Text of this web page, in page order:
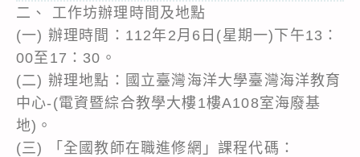
二、 工作坊辦理時間及地點
(一) 辦理時間：112年2月6日(星期一)下午13：
00至17：30。
(二) 辦理地點：國立臺灣海洋大學臺灣海洋教育
中心-(電資暨綜合教學大樓1樓A108室海廢基
地)。
(三) 「全國教師在職進修網」課程代碼：